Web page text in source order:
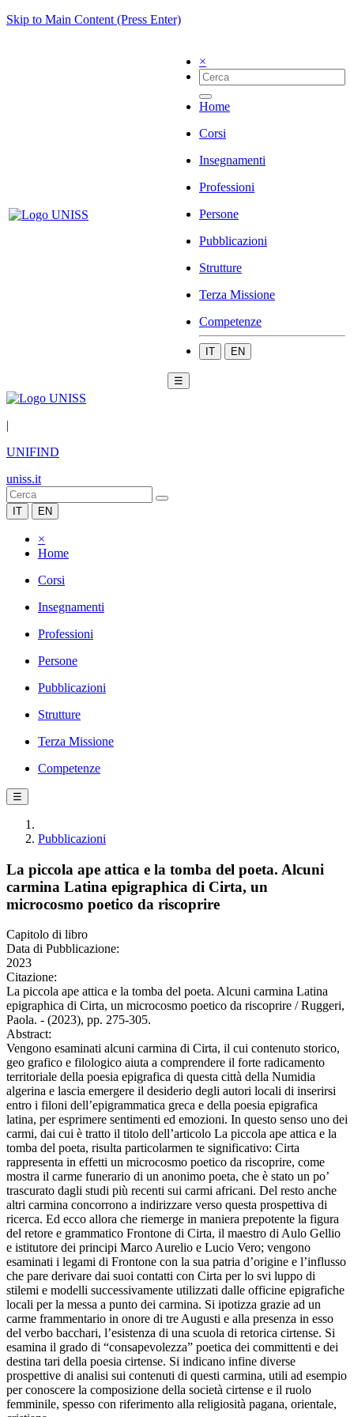
Skip to Main Content (Press Enter)
×
Home
Corsi
Insegnamenti
Professioni
Persone
Pubblicazioni
Strutture
Terza Missione
Competenze
IT EN
☰
|
UNIFIND
uniss.it
IT EN
×
Home
Corsi
Insegnamenti
Professioni
Persone
Pubblicazioni
Strutture
Terza Missione
Competenze
☰
Pubblicazioni
La piccola ape attica e la tomba del poeta. Alcuni
carmina Latina epigraphica di Cirta, un
microcosmo poetico da riscoprire
Capitolo di libro
Data di Pubblicazione:
2023
Citazione:
La piccola ape attica e la tomba del poeta. Alcuni carmina Latina
epigraphica di Cirta, un microcosmo poetico da riscoprire / Ruggeri,
Paola. - (2023), pp. 275-305.
Abstract:
Vengono esaminati alcuni carmina di Cirta, il cui contenuto storico,
geo­ grafico e filologico aiuta a comprendere il forte radicamento
territoriale della poesia epigrafica di questa città della Numidia
algerina e lascia emergere il desiderio degli autori locali di inserirsi
entro i filoni dell’epigrammatica greca e della poesia epigrafica
latina, per esprimere sentimenti ed emozioni. In questo senso uno dei
carmi, dai cui è tratto il titolo dell’articolo La piccola ape attica e la
tomba del poeta, risulta particolarmen­ te significativo: Cirta
rappresenta in effetti un microcosmo poetico da riscoprire, come
mostra il carme funerario di un anonimo poeta, che è stato un po’
trascurato dagli studi più recenti sui carmi africani. Del resto anche
altri carmina concorrono a indirizzare verso questa prospettiva di
ricerca. Ed ecco allora che riemerge in maniera prepotente la figura
del retore e grammatico Frontone di Cirta, il maestro di Aulo Gellio
e istitutore dei principi Marco Aurelio e Lucio Vero; vengono
esaminati i legami di Frontone con la sua patria d’origine e l’influsso
che pare derivare dai suoi contatti con Cirta per lo svi­ luppo di
stilemi e modelli successivamente utilizzati dalle officine epigrafiche
locali per la messa a punto dei carmina. Si ipotizza grazie ad un
carme frammentario in onore di tre Augusti e alla presenza in esso
del verbo bacchari, l’esistenza di una scuola di retorica cirtense. Si
esamina il grado di “consapevolezza” poetica dei committenti e dei
destina­ tari della poesia cirtense. Si indicano infine diverse
prospettive di analisi sui contenuti di questi carmina, utili ad esempio
per conoscere la composizione della società cirtense e il ruolo
femminile, spesso con riferimento alla religiosità pagana, orientale,